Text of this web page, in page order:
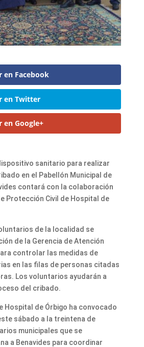
en Facebook
en Twitter
en Google+
sanitario para realizar
en el Pabellón Municipal de
contará con la colaboración
Protección Civil de Hospital de
de la localidad se
de la Gerencia de Atención
controlar las medidas de
en las filas de personas citadas
Los voluntarios ayudarán a
del cribado.
Hospital de Órbigo ha convocado
sábado a la treintena de
municipales que se
a Benavides para coordinar